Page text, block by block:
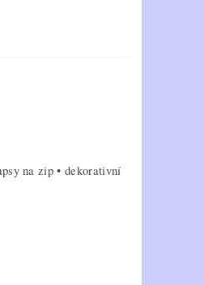
na zip • dekorativní